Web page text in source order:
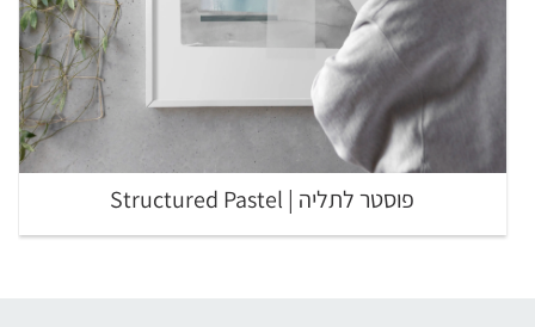
פוסטר לתליה | Structured Pastel